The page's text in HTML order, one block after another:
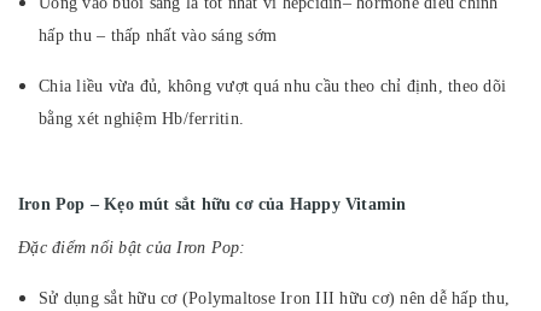
hấp thu – thấp nhất vào sáng sớm
Chia liều vừa đủ, không vượt quá nhu cầu theo chỉ định, theo dõi
bằng xét nghiệm Hb/ferritin.
Iron Pop – Kẹo mút sắt hữu cơ của Happy Vitamin
Đặc điểm nổi bật của Iron Pop:
Sử dụng sắt hữu cơ (Polymaltose Iron III hữu cơ) nên dễ hấp thu,